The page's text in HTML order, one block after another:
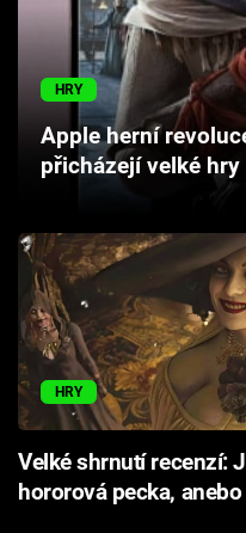
Hry
Cool Esport
Pořady
Sledujte prima+
Přihlášení
Sledujte nás
HRY
Apple herní
přicházejí velké hry
HRY
Velké shrnutí recenzí:
hororová pecka,